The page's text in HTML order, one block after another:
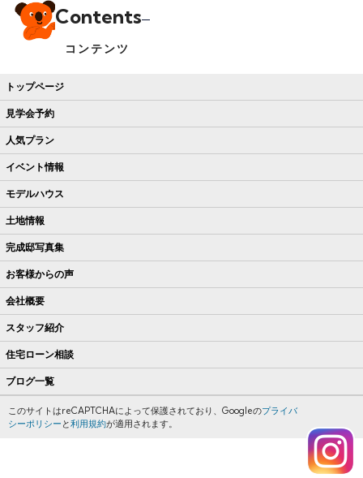
Contents
コンテンツ
トップページ
見学会予約
人気プラン
イベント情報
モデルハウス
土地情報
完成邸写真集
お客様からの声
会社概要
スタッフ紹介
住宅ローン相談
ブログ一覧
このサイトはreCAPTCHAによって保護されており、Googleのプライバ
シーポリシー と利用規約が適用されます。